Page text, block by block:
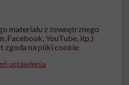
materiału z zewnętrznego
Facebook, YouTube, itp.)
zgoda na pliki cookie.
ustawienia